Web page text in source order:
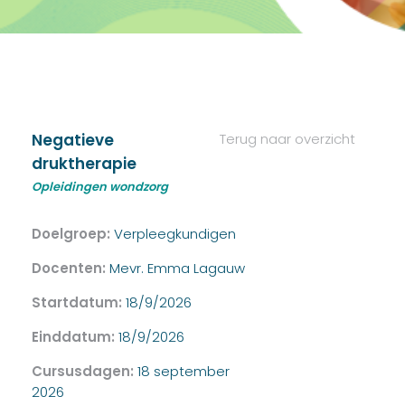
Terug naar overzicht
Negatieve
druktherapie
Opleidingen wondzorg
Doelgroep: Verpleegkundigen
Docenten: Mevr. Emma Lagauw
Startdatum: 18/9/2026
Einddatum: 18/9/2026
Cursusdagen: 18 september
2026